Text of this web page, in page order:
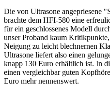
Die von Ultrasone angepriesene
brachte dem HFI-580 eine
für ein geschlossenes Modell
unser Proband kaum
Neigung zu leicht blechnernen
Ultrasone liefert also einen
knapp 130 Euro erhältlich ist. In
einen vergleichbar guten
Euro mehr nennenswert.